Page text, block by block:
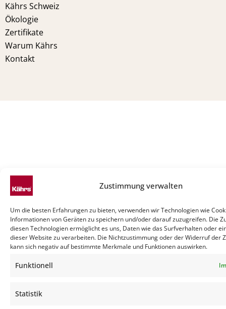
Zustimmung verwalten
Um die besten Erfahrungen zu bieten, verwenden wir Technologien wie
Informationen von Geräten zu speichern und/oder darauf zuzugreifen. Die
diesen Technologien ermöglicht es uns, Daten wie das Surfverhalten oder
dieser Website zu verarbeiten. Die Nichtzustimmung oder der Widerruf der
kann sich negativ auf bestimmte Merkmale und Funktionen auswirken.
Funktionell
Statistik
Kährs Schweiz
Ökologie
Zertifikate
Warum Kährs
Kontakt